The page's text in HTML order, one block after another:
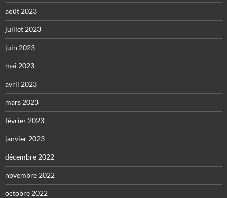
août 2023
juillet 2023
juin 2023
mai 2023
avril 2023
mars 2023
février 2023
janvier 2023
décembre 2022
novembre 2022
octobre 2022